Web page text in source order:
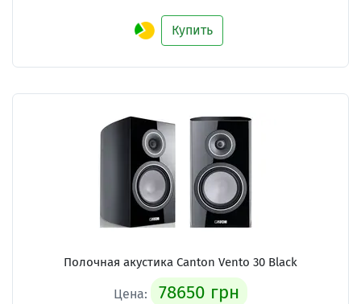
Купить
Полочная акустика Canton Vento 30 Black
Цена: 78650 грн